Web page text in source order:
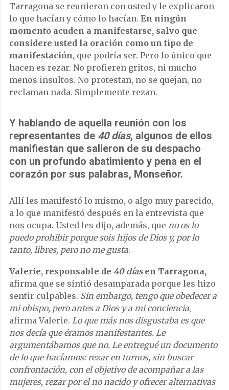
Tarragona se reunieron con usted y le explicaron
lo que hacían y cómo lo hacían. En ningún
momento acuden a manifestarse, salvo que
considere usted la oración como un tipo de
manifestación, que podría ser. Pero lo único que
hacen es rezar. No profieren gritos, ni mucho
menos insultos. No protestan, no se quejan, no
reclaman nada. Simplemente rezan.
Y hablando de aquella reunión con los
representantes de 40 días, algunos de ellos
manifiestan que salieron de su despacho
con un profundo abatimiento y pena en el
corazón por sus palabras, Monseñor.
Allí les manifestó lo mismo, o algo muy parecido,
a lo que manifestó después en la entrevista que
nos ocupa. Usted les dijo, además, que no os lo
puedo prohibir porque sois hijos de Dios y, por lo
tanto, libres, pero no me gusta.
Valerie, responsable de 40 díasen Tarragona,
afirma que se sintió desamparada porque les hizo
sentir culpables. Sin embargo, tengo que obedecer a
mi obispo, pero antes a Dios y a mi conciencia,
afirma Valerie. Lo que más nosdisgustaba es que
nos decía queéramos manifestantes. Le
argumentábamos que no. Le entreguéun documento
de lo que hacíamos: rezar en turnos, sin buscar
confrontación, con el objetivo de acompañar a las
mujeres, rezar por el no nacido y ofrecer alternativas